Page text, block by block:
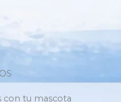
tu mascota